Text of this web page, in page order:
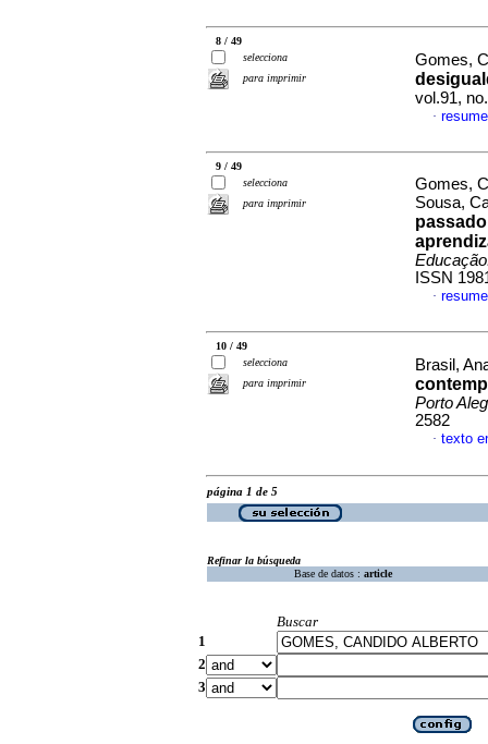
8 / 49
selecciona
para imprimir
Gomes,
vol.91,
·
9 / 49
selecciona
para imprimir
Gomes,
Sousa,
ISSN
·
10 / 49
selecciona
para imprimir
Brasil,
Porto
2582
· texto
página 1 de 5
Refinar la búsqueda
Base de datos : article
Buscar
1
2
3